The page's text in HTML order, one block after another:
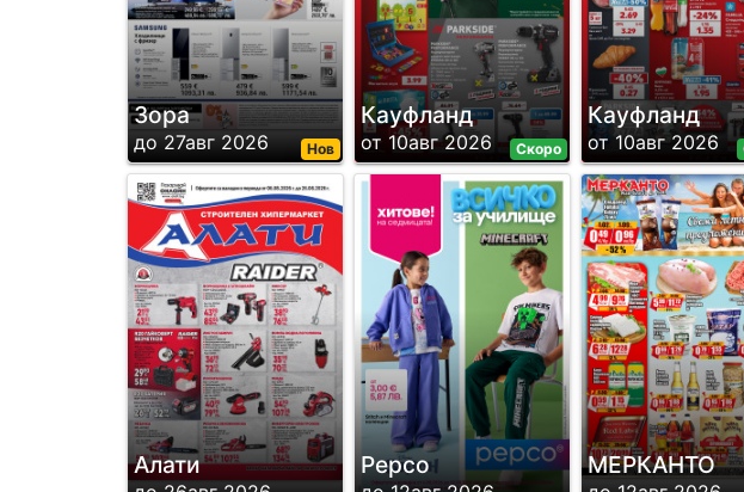
Нов
Зора
до 27авг 2026 Скоро
Кауфланд
от 10авг 2026
Кауфланд
от 10авг 2026
Алати Pepco МЕРКАНТО